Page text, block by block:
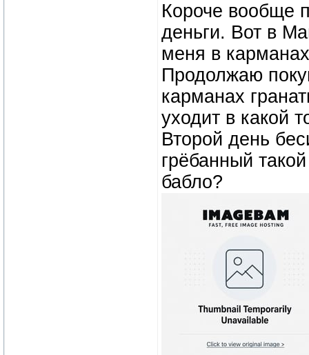
Короче вообще
деньги. Вот в
меня в
Продолжаю
карманах
уходит в какой
Второй день
грёбанный
бабло?